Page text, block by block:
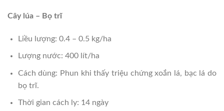
Cây lúa – Bọ trĩ
Liều lượng: 0.4 – 0.5 kg/ha
Lượng nước: 400 lít/ha
Cách dùng: Phun khi thấy triệu chứng xoắn lá, bạc lá do
bọ trĩ.
Thời gian cách ly: 14 ngày